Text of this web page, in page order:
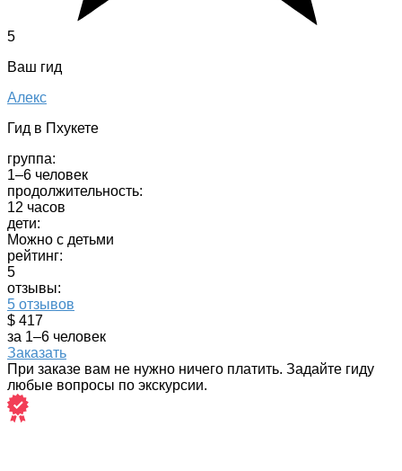
5
Ваш гид
Алекс
Гид в Пхукете
группа:
1–6 человек
продолжительность:
12 часов
дети:
Можно с детьми
рейтинг:
5
отзывы:
5 отзывов
$ 417
за 1–6 человек
Заказать
При заказе вам не нужно ничего платить. Задайте гиду
любые вопросы по экскурсии.